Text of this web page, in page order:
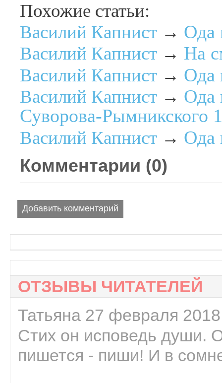
Похожие статьи:
Василий Капнист → Ода
Василий Капнист → На
Василий Капнист → Ода
Василий Капнист → Ода
Суворова-Рымникского
Василий Капнист → Ода
Комментарии (0)
Добавить комментарий
ОТЗЫВЫ ЧИТАТЕЛЕЙ
Татьяна 27 февраля
Стих он исповедь души.
пишется - пиши! И в